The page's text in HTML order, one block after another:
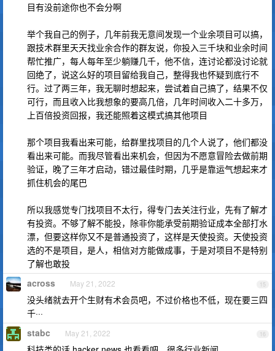
目有没前途你也不会分啊
举个我自己的例子，几年前我无意间发现一个业余项目可以搞，
跟技术群里天天找业余合作的群友说，你投入三千块和业余时间
帮忙推广，每人每年至少躺赚几千，他不信，连讨论都没讨论就
回绝了，说这么好的项目留给我自己，整得我也怀疑到底行不
行。过了两三年，我无聊时想起来，尝试着自己搞了，结果不仅
可行，而且收入比我想象的要高几倍，几年时间收入二十多万，
上百倍投资回报，我还能照着这模式搞其他项目
那个项目我看出来可能，给群里找项目的几个人说了，他们都没
看出来可能。而我尽管看出来机会，但因为不愿意冒险去做前期
验证，晚了三年才启动，错过最佳时期，几乎是靠运气想起来才
抓住机会的尾巴
所以我感觉专门找项目不太行，得专门去关注行业，先有了解才
有投资。不够了解不能投，除非你能承受前期验证成本全部打水
漂，但要这样你又不是普通投资了，这样是天使投资。天使投资
选的不是项目，是人，相信对方能做成事，于是对项目不是特别
了解也敢投
15
across May 21, 2022
没头绪就去开个生财有术会员吧，不过价格也不低，现在要三四
千···
16
stabc May 21, 2022